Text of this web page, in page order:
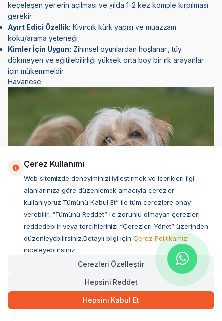
keçeleşen yerlerin açılması ve yılda 1-2 kez komple kırpılması
gerekir.
Ayırt Edici Özellik: Kıvırcık kürk yapısı ve muazzam
koku/arama yeteneği
Kimler İçin Uygun: Zihinsel oyunlardan hoşlanan, tüy
dökmeyen ve eğitilebilirliği yüksek orta boy bir ırk arayanlar
için mükemmeldir.
Havanese
Küba’nın ulusal köpeği olan sevimli
; uzun, yumuşak
ve ipeksi tüyleriyle dikkat çeken, az tüy döken hipoalerjenik
küçük ırk köpeklerden biridir. Ev yaşamında tüy döküm oranı
genellikle çok düşük olsa da, o zarif ve ipeksi kürk yapısı
düzenli taranmadığında kolayca karışabilir. Bu nedenle
Havanese, tüy dökmeyen bir ırk olmasına rağmen düzenli
tarama ve bakım sorumluluğu isteyen bir cinstir. Oyuncu, neşeli
ve son derece nazik doğasıyla öne çıkan bu sevimli
dostlarımız, çocuklarla ve diğer evcil hayvanlarla kusursuz
Çerez Kullanımı
Web sitemizde deneyiminizi iyileştirmek ve içerikleri ilgi
alanlarınıza göre düzenlemek amacıyla çerezler
kullanıyoruz.Tümünü Kabul Et” ile tüm çerezlere onay
verebilir, “Tümünü Reddet” ile zorunlu olmayan çerezleri
reddedebilir veya tercihlerinizi “Çerezleri Yönet” üzerinden
düzenleyebilirsiniz.Detaylı bilgi için Çerez Politikamızı
inceleyebilirsiniz.
Çerezleri Özelleştir
Hepsini Reddet
Hepsini Kabul Et